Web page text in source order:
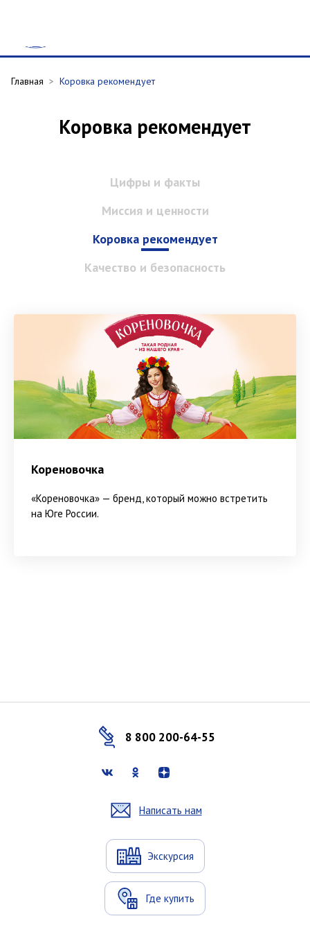
Главная > Коровка рекомендует
Коровка рекомендует
Цифры и факты
Миссия и ценности
Коровка рекомендует
Качество и безопасность
Кореновочка
«Кореновочка» — бренд, который можно встретить
на Юге России.
8 800 200-64-55
Написать нам
Экскурсия
Где купить